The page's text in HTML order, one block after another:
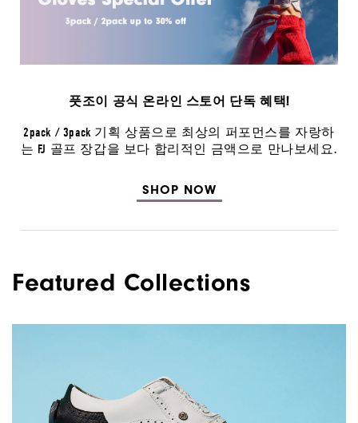
풋조이 공식 온라인 스토어 단독 혜택!
2pack / 3pack 기획 상품으로 최상의 퍼포먼스를 자랑하
는 FJ 골프 장갑을 보다 합리적인 금액으로 만나보세요.
SHOP NOW
Featured Collections